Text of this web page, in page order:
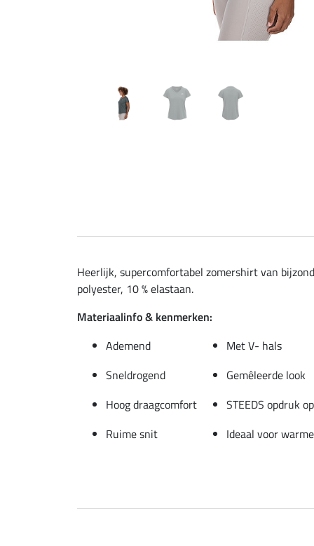
Heerlijk, supercomfortabel zomershirt van
polyester, 10 % elastaan.
Materiaalinfo & kenmerken:
Ademend
Met V- hals
Sneldrogend
Gemêleerde look
Hoog draagcomfort
STEEDS opdruk
Ruime snit
Ideaal voor